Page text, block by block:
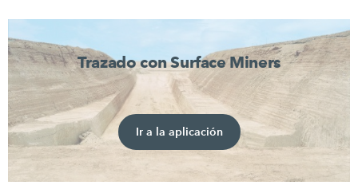
Trazado con Surface Miners
Ir a la aplicación